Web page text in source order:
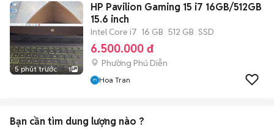
5 phút trước 1
HP Pavilion Gaming 15 i7 16GB/512GB
15.6 inch
Intel Core i7 16 GB 512 GB SSD
6.500.000 đ
Phường Phú Diễn
Hoa Tran
Bạn cần tìm dung lượng nào ?